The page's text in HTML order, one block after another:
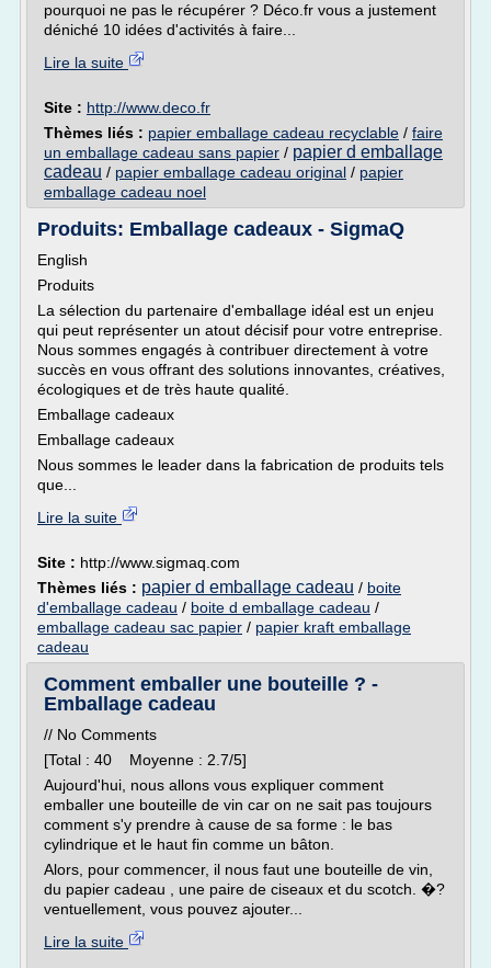
pourquoi ne pas le récupérer ? Déco.fr vous a justement
déniché 10 idées d'activités à faire...
Lire la suite
Site : http://www.deco.fr
Thèmes liés : papier emballage cadeau recyclable / faire
un emballage cadeau sans papier / papier d emballage
cadeau / papier emballage cadeau original / papier
emballage cadeau noel
Produits: Emballage cadeaux - SigmaQ
English
Produits
La sélection du partenaire d'emballage idéal est un enjeu
qui peut représenter un atout décisif pour votre entreprise.
Nous sommes engagés à contribuer directement à votre
succès en vous offrant des solutions innovantes, créatives,
écologiques et de très haute qualité.
Emballage cadeaux
Emballage cadeaux
Nous sommes le leader dans la fabrication de produits tels
que...
Lire la suite
Site : http://www.sigmaq.com
Thèmes liés : papier d emballage cadeau / boite
d'emballage cadeau / boite d emballage cadeau /
emballage cadeau sac papier / papier kraft emballage
cadeau
Comment emballer une bouteille ? -
Emballage cadeau
// No Comments
[Total : 40 Moyenne : 2.7/5]
Aujourd'hui, nous allons vous expliquer comment
emballer une bouteille de vin car on ne sait pas toujours
comment s'y prendre à cause de sa forme : le bas
cylindrique et le haut fin comme un bâton.
Alors, pour commencer, il nous faut une bouteille de vin,
du papier cadeau , une paire de ciseaux et du scotch. �?
ventuellement, vous pouvez ajouter...
Lire la suite